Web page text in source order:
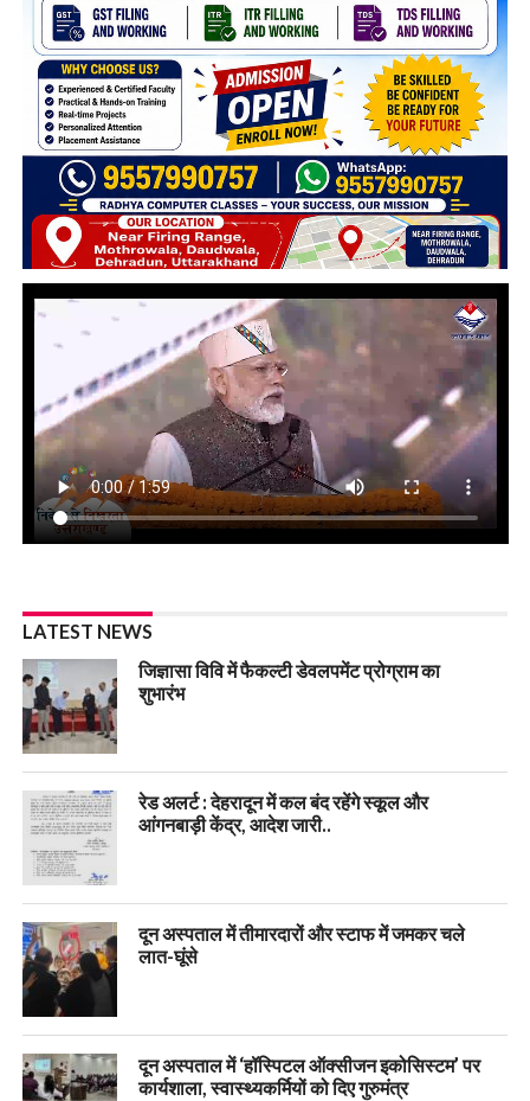
LATEST NEWS
जिज्ञासा विवि में फैकल्टी डेवलपमेंट प्रोग्राम का
शुभारंभ
रेड अलर्ट : देहरादून में कल बंद रहेंगे स्कूल और
आंगनबाड़ी केंद्र, आदेश जारी..
दून अस्पताल में तीमारदारों और स्टाफ में जमकर चले
लात-घूंसे
दून अस्पताल में ‘हॉस्पिटल ऑक्सीजन इकोसिस्टम’ पर
कार्यशाला, स्वास्थ्यकर्मियों को दिए गुरुमंत्र